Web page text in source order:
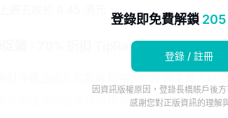
上週五收於 8.45 港元。
促銷 - 70% 折扣 TipRanks
表現優異的股票投資理念，並升級到市場
登錄即免費解鎖 205
登錄 / 註冊
因資訊版權原因，登錄長橋賬戶後
感謝您對正版資訊的理解